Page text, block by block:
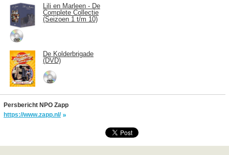
Lili en Marleen - De
Complete Collectie
(Seizoen 1 t/m 10)
De Kolderbrigade
(DVD)
Persbericht NPO Zapp
https://www.zapp.nl/